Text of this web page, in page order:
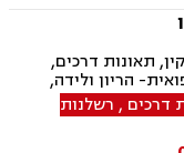
תאונות דרכים,
הריון ולידה,
ספורט, אבדן כושר
דיני מקרקעין,
דרכים , רשלנות